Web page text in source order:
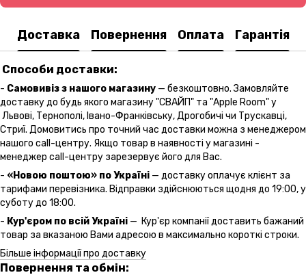
Доставка Повернення Оплата Гарантія
Способи доставки:
- Самовивіз з нашого магазину — безкоштовно. Замовляйте
доставку до будь якого магазину "СВАЙП" та "Apple Room" у
Львові, Тернополі, Івано-Франківську, Дрогобичі чи Трускавці,
Стриї. Домовитись про точний час доставки можна з менеджером
нашого call-центру. Якщо товар в наявності у магазині -
менеджер call-центру зарезервує його для Вас.
- «Новою поштою» по Україні — доставку оплачує клієнт за
тарифами перевізника. Відправки здійснюються щодня до 19:00, у
суботу до 18:00.
- Кур'єром по всій Україні — Кур'єр компанії доставить бажаний
товар за вказаною Вами адресою в максимально короткі строки.
Більше інформації про доставку
Повернення та обмін: